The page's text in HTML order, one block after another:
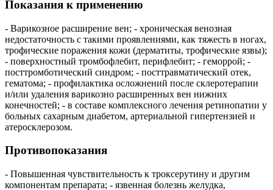
Показания к применению
- Варикозное расширение вен; - хроническая венозная
недостаточность с такими проявлениями, как тяжесть в ногах,
трофические поражения кожи (дерматиты, трофические язвы);
- поверхностный тромбофлебит, перифлебит; - геморрой; -
посттромботический синдром; - посттравматический отек,
гематома; - профилактика осложнений после склеротерапии
и/или удаления варикозно расширенных вен нижних
конечностей; - в составе комплексного лечения ретинопатии у
больных сахарным диабетом, артериальной гипертензией и
атеросклерозом.
Противопоказания
- Повышенная чувствительность к троксерутину и другим
компонентам препарата; - язвенная болезнь желудка,